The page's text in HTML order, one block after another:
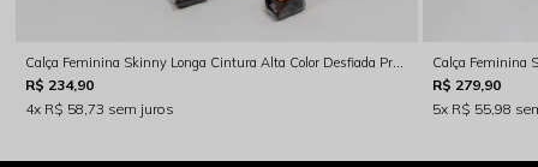
R$ 234,90
4x R$ 58,73 sem juros
R$ 279,90
5x R$ 55,98